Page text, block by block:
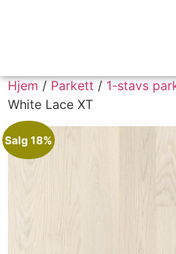
Hjem/Parkett/1-stavs
White Lace XT
Salg 18%